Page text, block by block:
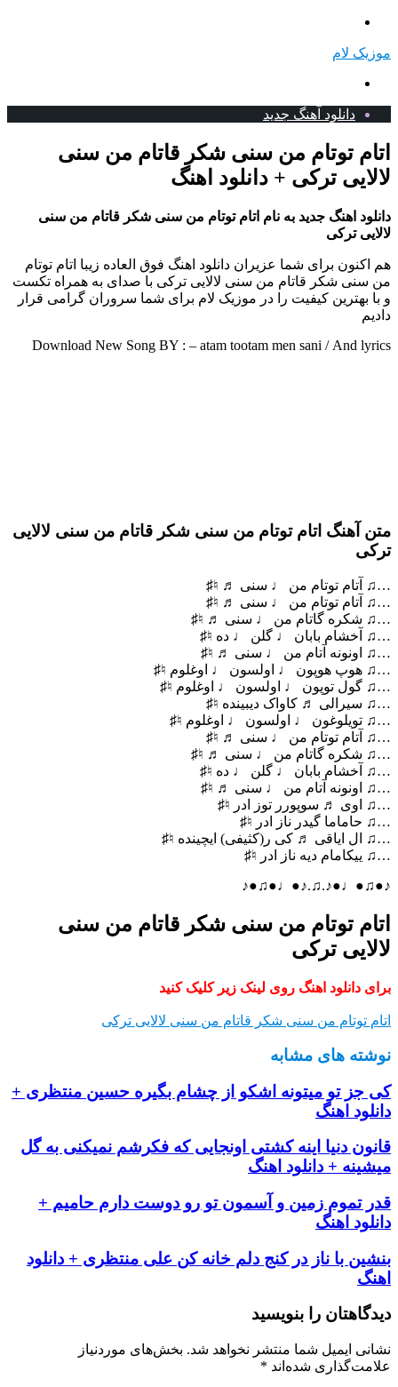
موزیک لام
دانلود آهنگ جدید
اتام توتام من سنی شکر قاتام من سنی
لالایی ترکی + دانلود اهنگ
دانلود اهنگ جدید به نام اتام توتام من سنی شکر قاتام من سنی
لالایی ترکی
هم اکنون برای شما عزیران دانلود اهنگ فوق العاده زیبا اتام توتام
من سنی شکر قاتام من سنی لالایی ترکی با صدای به همراه تکست
و با بهترین کیفیت را در موزیک لام برای شما سروران گرامی قرار
دادیم
Download New Song BY : – atam tootam men sani / And lyrics
متن آهنگ اتام توتام من سنی شکر قاتام من سنی لالایی
ترکی
…♫ آتام توتام من ♩ سنی ♬ ♮♯
…♫ آتام توتام من ♩ سنی ♬ ♮♯
…♫ شکره گاتام من ♩ سنی ♬ ♮♯
…♫ آخشام بابان ♩ گلن ♩ ده ♮♯
…♫ اونونه آتام من ♩ سنی ♬ ♮♯
…♫ هوپ هوپون ♩ اولسون ♩ اوغلوم ♮♯
…♫ گول توپون ♩ اولسون ♩ اوغلوم ♮♯
…♫ سیرالی ♬ کاواک دیبینده ♮♯
…♫ تویلوغون ♩ اولسون ♩ اوغلوم ♮♯
…♫ آتام توتام من ♩ سنی ♬ ♮♯
…♫ شکره گاتام من ♩ سنی ♬ ♮♯
…♫ آخشام بابان ♩ گلن ♩ ده ♮♯
…♫ اونونه آتام من ♩ سنی ♬ ♮♯
…♫ اوی ♬ سوپورر توز ادر ♮♯
…♫ حاماما گیدر ناز ادر ♮♯
…♫ ال ایاقی ♬ کی ر(کثیفی) ایچینده ♮♯
…♫ ییکامام دیه ناز ادر ♮♯
♪●♫●♩●♪.♫.♪●♩●♫●♪
اتام توتام من سنی شکر قاتام من سنی
لالایی ترکی
برای دانلود اهنگ روی لینک زیر کلیک کنید
اتام توتام من سنی شکر قاتام من سنی لالایی ترکی
نوشته های مشابه
کی جز تو میتونه اشکو از چشام بگیره حسین منتظری +
دانلود اهنگ
قانون دنیا اینه کشتی اونجایی که فکرشم نمیکنی به گل
میشینه + دانلود اهنگ
قدر تموم زمین و آسمون تو رو دوست دارم حامیم +
دانلود اهنگ
بنشین با ناز در کنج دلم خانه کن علی منتظری + دانلود
اهنگ
دیدگاهتان را بنویسید
نشانی ایمیل شما منتشر نخواهد شد. بخش‌های موردنیاز
علامت‌گذاری شده‌اند *